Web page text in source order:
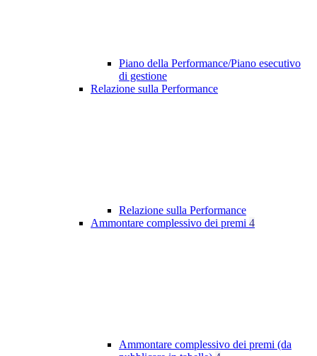
Piano della Performance/Piano esecutivo
di gestione
Relazione sulla Performance
Relazione sulla Performance
Ammontare complessivo dei premi 4
Ammontare complessivo dei premi (da